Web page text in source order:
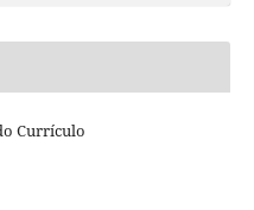
Currículo